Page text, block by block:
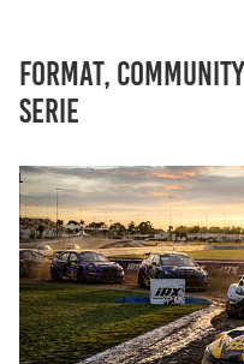
Format,
SerieZweck:
Cookies, die ggf. zur
Google Maps
Anbieter:
Google LLC
Zweck: